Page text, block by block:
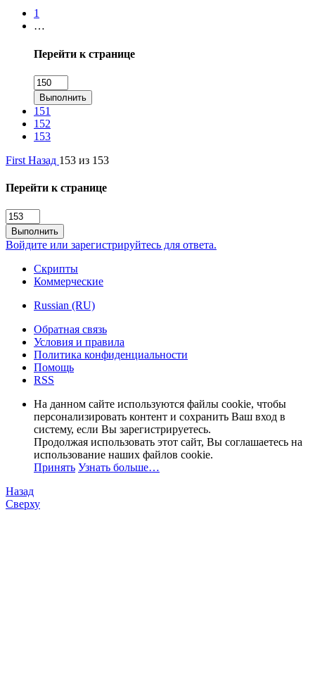
1
…
Перейти к странице
Выполнить
151
152
153
First Назад 153 из 153
Перейти к странице
Выполнить
Войдите или зарегистрируйтесь для ответа.
Скрипты
Коммерческие
Russian (RU)
Обратная связь
Условия и правила
Политика конфиденциальности
Помощь
RSS
На данном сайте используются файлы cookie, чтобы
персонализировать контент и сохранить Ваш вход в
систему, если Вы зарегистрируетесь.
Продолжая использовать этот сайт, Вы соглашаетесь на
использование наших файлов cookie.
Принять Узнать больше…
Назад
Сверху